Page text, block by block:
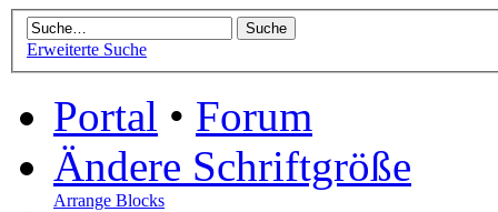
Erweiterte Suche
Portal • Forum
Ändere Schriftgröße
Arrange Blocks